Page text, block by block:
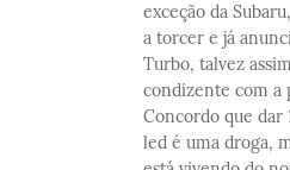
exceção da
a torcer e já
Turbo, talvez
condizente com a
Concordo que dar
led é uma droga,